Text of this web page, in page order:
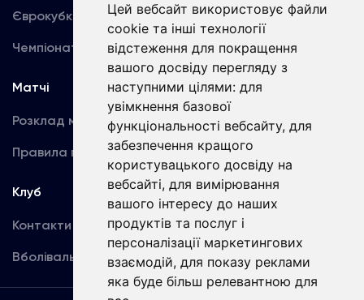
Цей вебсайт використовує файли
cookie та інші технології
відстеження для покращення
вашого досвіду перегляду з
наступними цілями: для
увімкнення базової
функціональності вебсайту, для
забезпечення кращого
користувацького досвіду на
вебсайті, для вимірювання
вашого інтересу до наших
продуктів та послуг і
персоналізації маркетингових
взаємодій, для показу реклами
яка буде більш релевантною для
Єврокубки
Чемпіонат України
Фотогалерея
Акредитація
Матчі
Розклад матчів
Правила поведінки
Команда
Перша команда
U19
Клуб
Контакти
Вболівальникам